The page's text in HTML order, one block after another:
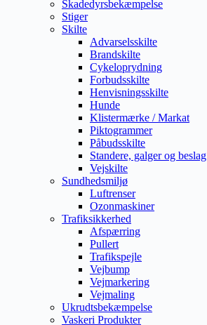
Skadedyrsbekæmpelse
Stiger
Skilte
Advarselsskilte
Brandskilte
Cykeloprydning
Forbudsskilte
Henvisningsskilte
Hunde
Klistermærke / Markat
Piktogrammer
Påbudsskilte
Standere, galger og beslag
Vejskilte
Sundhedsmiljø
Luftrenser
Ozonmaskiner
Trafiksikkerhed
Afspærring
Pullert
Trafikspejle
Vejbump
Vejmarkering
Vejmaling
Ukrudtsbekæmpelse
Vaskeri Produkter